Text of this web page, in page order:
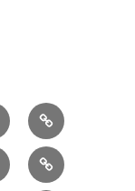
：
5/10：
事
業
①
入